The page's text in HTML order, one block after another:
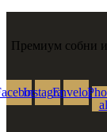
Премиум собни и
InstagramEnvelope